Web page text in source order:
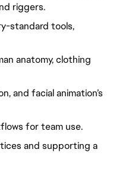
riggers.
standard tools,
anatomy, clothing
and facial animation’s
for team use.
and supporting a